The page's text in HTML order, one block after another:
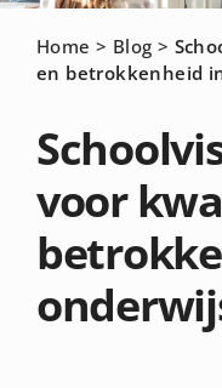
Home > Blog >
en betrokkenheid
voor